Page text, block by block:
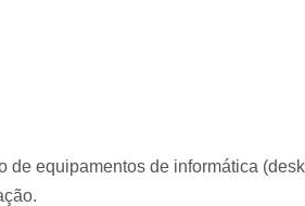
equipamentos de informática